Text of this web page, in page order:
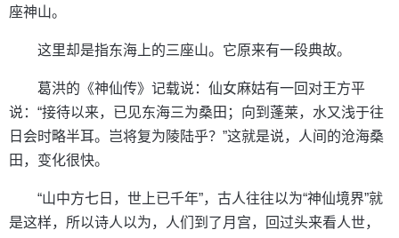
座神山。
这里却是指东海上的三座山。它原来有一段典故。
葛洪的《神仙传》记载说：仙女麻姑有一回对王方平
说：“接待以来，已见东海三为桑田；向到蓬莱，水又浅于往
日会时略半耳。岂将复为陵陆乎？”这就是说，人间的沧海桑
田，变化很快。
“山中方七日，世上已千年”，古人往往以为“神仙境界”就
是这样，所以诗人以为，人们到了月宫，回过头来看人世，